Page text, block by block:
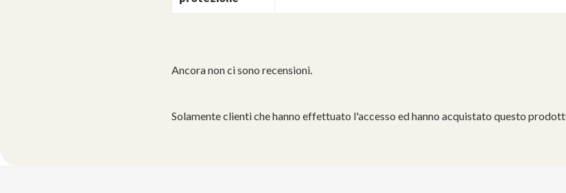
Ancora non ci sono recensioni.
Solamente clienti che hanno effettuato l'accesso ed hanno acquistato questo